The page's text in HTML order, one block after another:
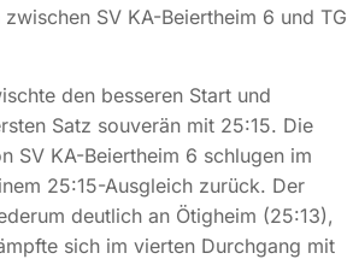
SV KA-Beiertheim 6 und TG
den besseren Start und
Satz souverän mit 25:15. Die
SV KA-Beiertheim 6 schlugen im
25:15-Ausgleich zurück. Der
deutlich an Ötigheim (25:13),
sich im vierten Durchgang mit